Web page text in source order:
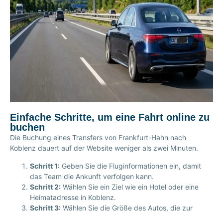
Einfache Schritte, um eine Fahrt online zu
buchen
Die Buchung eines Transfers von Frankfurt-Hahn nach
Koblenz dauert auf der Website weniger als zwei Minuten.
Schritt 1: Geben Sie die Fluginformationen ein, damit
das Team die Ankunft verfolgen kann.
Schritt 2: Wählen Sie ein Ziel wie ein Hotel oder eine
Heimatadresse in Koblenz.
Schritt 3: Wählen Sie die Größe des Autos, die zur